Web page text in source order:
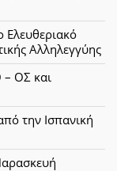
Αλληλεγγύης
– ΟΣ και
την Ισπανική